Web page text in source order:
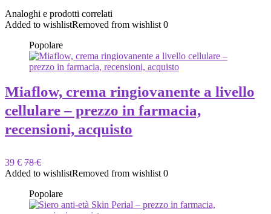
Analoghi e prodotti correlati
Added to wishlistRemoved from wishlist 0
Popolare
Miaflow, crema ringiovanente a livello
cellulare – prezzo in farmacia,
recensioni, acquisto
39 € 78 €
Added to wishlistRemoved from wishlist 0
Popolare